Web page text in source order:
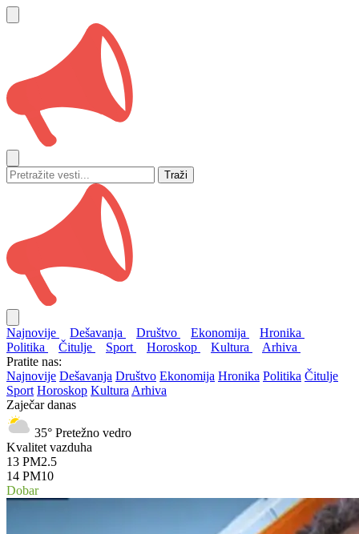
Traži
Najnovije Dešavanja Društvo Ekonomija
Hronika
Politika
Čitulje Sport Horoskop Kultura
Arhiva
Pratite nas:
Najnovije Dešavanja Društvo Ekonomija Hronika Politika Čitulje
Sport Horoskop Kultura Arhiva
Zaječar danas
35° Pretežno vedro
Kvalitet vazduha
13 PM2.5
14 PM10
Dobar